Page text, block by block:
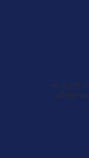
قانونی شد